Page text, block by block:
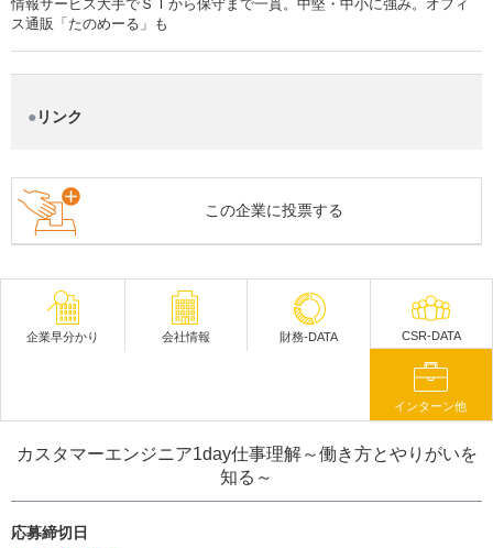
情報サービス大手でＳＩから保守まで一貫。中堅・中小に強み。オフィ
ス通販「たのめーる」も
リンク
この企業に投票する
企業早分かり 会社情報 財務-DATA CSR-DATA
インターン他
カスタマーエンジニア1day仕事理解～働き方とやりがいを
知る～
応募締切日